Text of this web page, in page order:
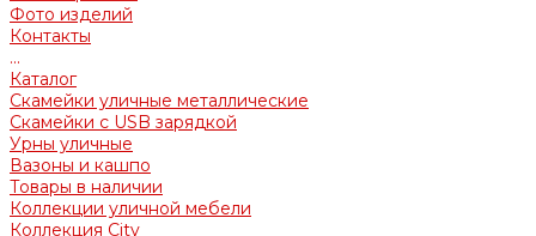
Фото изделий
Контакты
...
Каталог
Скамейки уличные металлические
Скамейки с USB зарядкой
Урны уличные
Вазоны и кашпо
Товары в наличии
Коллекции уличной мебели
Коллекция City